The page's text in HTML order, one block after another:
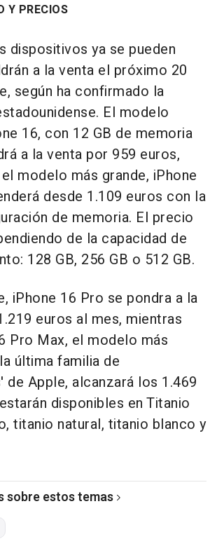
Y PRECIOS
dispositivos ya se pueden
a la venta el próximo 20
según ha confirmado la
El modelo
16, con 12 GB de memoria
a la venta por 959 euros,
modelo más grande, iPhone
desde 1.109 euros con la
de memoria. El precio
de la capacidad de
128 GB, 256 GB o 512 GB.
iPhone 16 Pro se pondra a la
euros al mes, mientras
Pro Max, el modelo más
última familia de
de Apple, alcanzará los 1.469
disponibles en Titanio
titanio natural, titanio blanco y
sobre estos temas